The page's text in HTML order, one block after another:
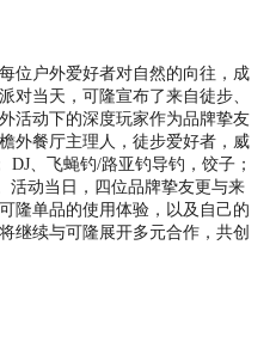
位户外爱好者对自然的向往，成
对当天，可隆宣布了来自徒步、
活动下的深度玩家作为品牌挚友
外餐厅主理人，徒步爱好者，威
DJ、飞蝇钓/路亚钓导钓，饺子；
活动当日，四位品牌挚友更与来
隆单品的使用体验，以及自己的
继续与可隆展开多元合作，共创